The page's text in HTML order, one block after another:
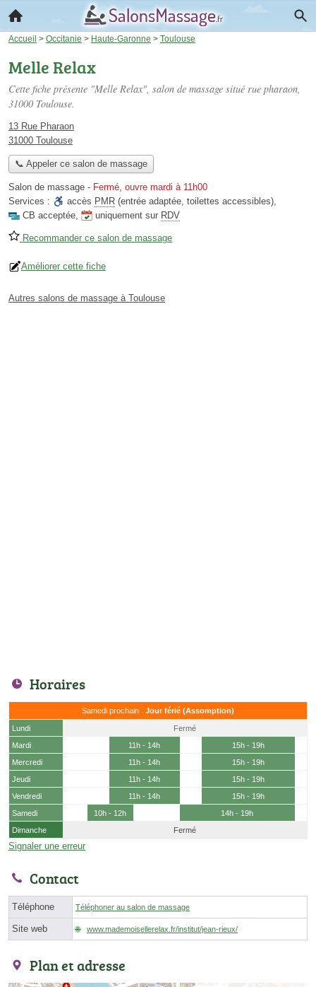
Accueil > Occitanie > Haute-Garonne > Toulouse
Melle Relax
Cette fiche présente "Melle Relax", salon de massage situé rue pharaon,
31000 Toulouse.
13 Rue Pharaon
31000 Toulouse
📞 Appeler ce salon de massage
Salon de massage - Fermé, ouvre mardi à 11h00
Services :
accès PMR (entrée adaptée, toilettes accessibles),
CB acceptée, uniquement sur RDV
Recommander ce salon de massage
Améliorer cette fiche
Autres salons de massage à Toulouse
Horaires
Samedi prochain : Jour férié (Assomption)
Lundi
Fermé
Mardi
11h - 14h
15h - 19h
Mercredi
11h - 14h
15h - 19h
Jeudi
11h - 14h
15h - 19h
Vendredi
11h - 14h
15h - 19h
Samedi
10h - 12h
14h - 19h
Dimanche
Fermé
Signaler une erreur
Contact
Téléphone Téléphoner au salon de massage
Site web www.mademoisellerelax.fr/institut/jean-rieux/
Plan et adresse